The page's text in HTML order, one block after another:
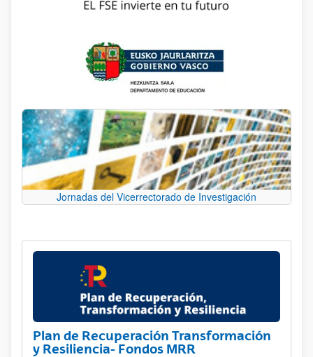
Jornadas del Vicerrectorado de Investigación
Plan de Recuperación Transformación
y Resiliencia- Fondos MRR